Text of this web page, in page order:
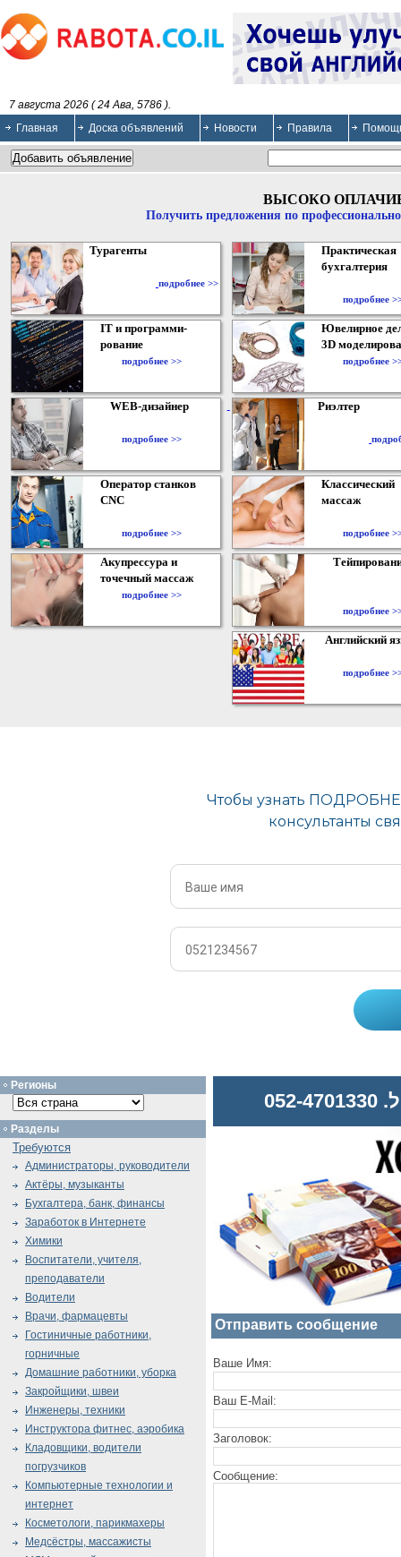
7 августа 2026 ( 24 Ава, 5786 ).
Главная
Доска объявлений Новости Правила
ВЫСОКО
Получить предложения по
Турагенты
подробнее >>
Практическая
бухгалтерия
подробнее
IT и программи-
рование
подробнее >>
Ювелирное
3D
подробнее
WEB-дизайнер
подробнее >>
Риэлтер
Оператор станков
CNC
подробнее >>
Классический
массаж
подробнее
Акупрессура и
точечный массаж
подробнее >>
подробнее
Английский
подробнее
Отправить сообщение
Ваше Имя:
Ваш E-Mail:
Заголовок:
Сообщение:
Регионы
Разделы
Требуются
Администраторы, руководители
Актёры, музыканты
Бухгалтера, банк, финансы
Заработок в Интернете
Химики
Воспитатели, учителя,
преподаватели
Водители
Врачи, фармацевты
Гостиничные работники,
горничные
Домашние работники, уборка
Закройщики, швеи
Инженеры, техники
Инструктора фитнес, аэробика
Кладовщики, водители
погрузчиков
Компьютерные технологии и
интернет
Косметологи, парикмахеры
Медсёстры, массажисты